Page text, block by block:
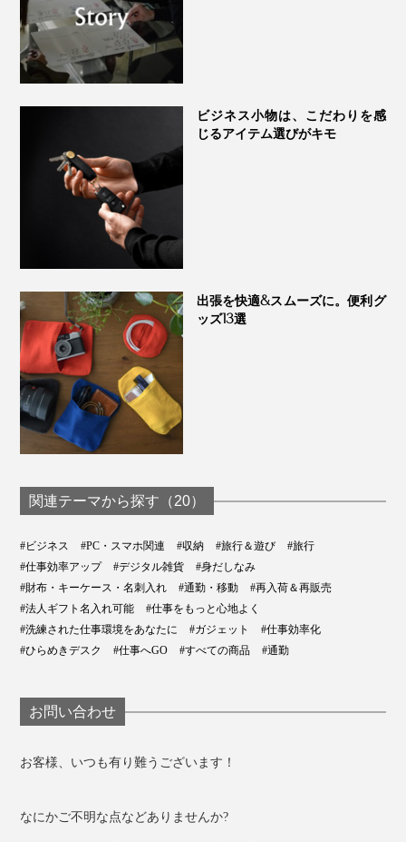
ビジネス小物は、こだわりを感
じるアイテム選びがキモ
出張を快適&スムーズに。便利グ
ッズ13選
関連テーマから探す（20）
#ビジネス #PC・スマホ関連 #収納 #旅行＆遊び
#旅行
#仕事効率アップ
#デジタル雑貨
#身だしなみ
#財布・キーケース・名刺入れ
#通勤・移動
#再入荷＆再販売
#法人ギフト名入れ可能
#仕事をもっと心地よく
#洗練された仕事環境をあなたに
#ガジェット
#仕事効率化
#ひらめきデスク
#仕事へGO #すべての商品 #通勤
お問い合わせ
お客様、いつも有り難うございます！
なにかご不明な点などありませんか?